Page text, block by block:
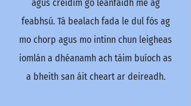
agus creidim go leanfaidh mé ag
feabhsú. Tá bealach fada le dul fós ag
mo chorp agus mo intinn chun leigheas
iomlán a dhéanamh ach táim buíoch as
a bheith san áit cheart ar deireadh.